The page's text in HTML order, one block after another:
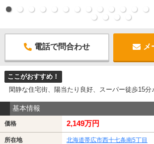
電話で問合わせ メ
ここがおすすめ！
閑静な住宅街、陽当たり良好、スーパー徒歩15分♪
基本情報
価格 2,149万円
所在地 北海道帯広市西十七条南5丁目